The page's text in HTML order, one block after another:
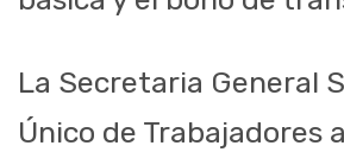
La Secretaria General
Único de Trabajadores